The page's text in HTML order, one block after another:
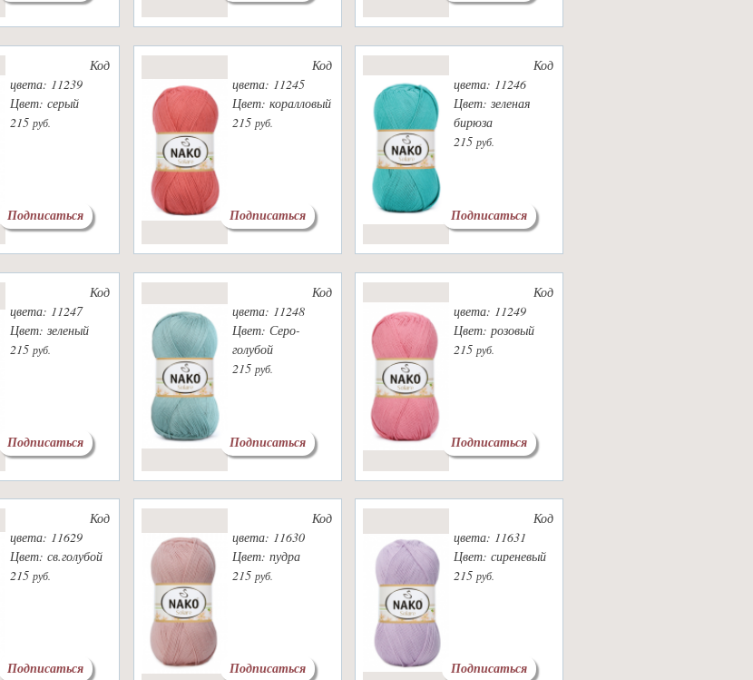
Код
цвета: 11239
Цвет: серый
215руб.
Подписаться
Код
цвета: 11245
Цвет: коралловый
215 руб.
Подписаться
Код
цвета: 11246
Цвет: зеленая
бирюза
215 руб.
Подписаться
Код
цвета: 11247
Цвет: зеленый
215руб.
Подписаться
Код
цвета: 11248
Цвет: Серо-
голубой
215 руб.
Подписаться
Код
цвета: 11249
Цвет: розовый
215 руб.
Подписаться
Код
цвета: 11629
Цвет: св.голубой
215руб.
Подписаться
Код
цвета: 11630
Цвет: пудра
215 руб.
Подписаться
Код
цвета: 11631
Цвет: сиреневый
215 руб.
Подписаться